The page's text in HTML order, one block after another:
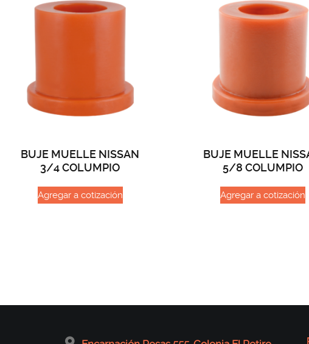
BUJE MUELLE NISSAN
3/4 COLUMPIO
Agregar a cotización
BUJE MUELLE
5/8 COLUMPIO
Agregar a cotización